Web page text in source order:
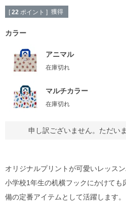
[ 22 ポイント ] 獲得
カラー
アニマル
在庫切れ
マルチカラー
在庫切れ
申し訳ございません。ただい
オリジナルプリントが可愛いレッスン
小学校1年生の机横フックにかけて
備の定番アイテムとして活躍します。